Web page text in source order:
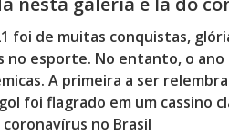
foi de muitas conquistas,
no esporte. No entanto, o
A primeira a ser
foi flagrado em um cassino
no Brasil